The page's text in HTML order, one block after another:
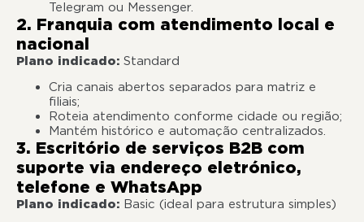
Telegram ou Messenger.
2. Franquia com atendimento local e
nacional
Plano indicado: Standard
Cria canais abertos separados para matriz e
filiais;
Roteia atendimento conforme cidade ou região;
Mantém histórico e automação centralizados.
3. Escritório de serviços B2B com
suporte via endereço eletrónico,
telefone e WhatsApp
Plano indicado: Basic (ideal para estrutura simples)